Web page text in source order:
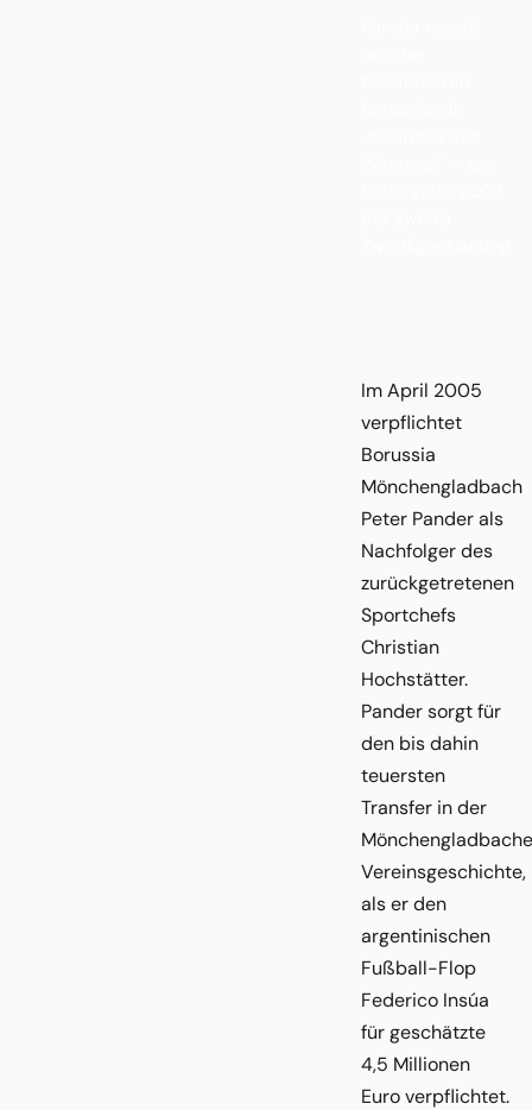
Im April 2005
verpflichtet
Borussia
Mönchengladbach
Peter Pander als
Nachfolger des
zurückgetretenen
Sportchefs
Christian
Hochstätter.
Pander sorgt für
den bis dahin
teuersten
Transfer in der
Vereinsgeschichte,
als er den
argentinischen
Fußball-Flop
Federico Insúa
für geschätzte
4,5 Millionen
Euro verpflichtet.